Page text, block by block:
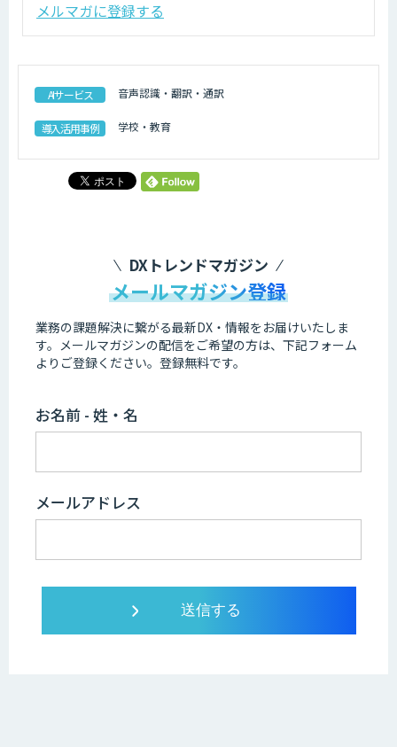
メルマガに登録する
AIサービス 音声認識・翻訳・通訳
導入活用事例 学校・教育
DXトレンドマガジン
メールマガジン登録
業務の課題解決に繋がる最新DX・情報をお届けいたしま
す。 メールマガジンの配信をご希望の方は、下記フォーム
よりご登録ください。登録無料です。
お名前 - 姓・名
メールアドレス